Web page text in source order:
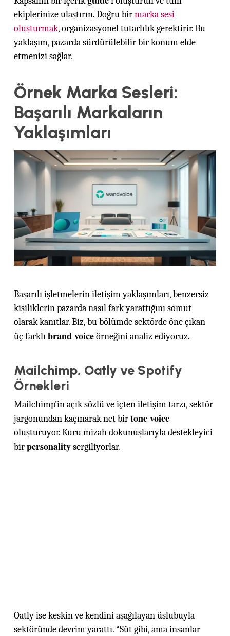
ekiplerinize ulaştırın. Doğru birmarka sesi
oluşturmak, organizasyonel tutarlılık gerektirir. Bu
yaklaşım, pazarda sürdürülebilir bir konum elde
etmenizi sağlar.
Örnek Marka Sesleri:
Başarılı Markaların
Yaklaşımları
Başarılı işletmelerin iletişim yaklaşımları, benzersiz
kişiliklerin pazarda nasıl fark yarattığını somut
olarak kanıtlar. Biz, bu bölümde sektörde öne çıkan
üç farklıbrand voiceörneğini analiz ediyoruz.
Mailchimp, Oatly ve Spotify
Örnekleri
Mailchimp’in açık sözlü ve içten iletişim tarzı, sektör
jargonundan kaçınarak net birtone voice
oluşturuyor. Kuru mizah dokunuşlarıyla destekleyici
birpersonalitysergiliyorlar.
Oatly ise keskin ve kendini aşağılayan üslubuyla
sektöründe devrim yarattı. “Süt gibi, ama insanlar